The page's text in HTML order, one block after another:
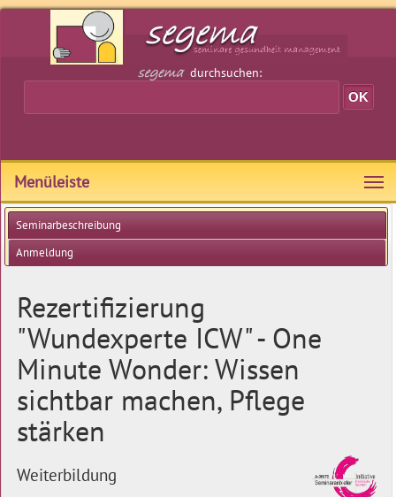
durchsuchen:
Menüleiste
Seminarbeschreibung
Anmeldung
Rezertifizierung
"Wundexperte ICW" - One
Minute Wonder: Wissen
sichtbar machen, Pflege
stärken
Weiterbildung